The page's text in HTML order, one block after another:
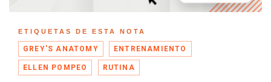
ETIQUETAS DE ESTA NOTA
GREY'S ANATOMY ENTRENAMIENTO
ELLEN POMPEO RUTINA